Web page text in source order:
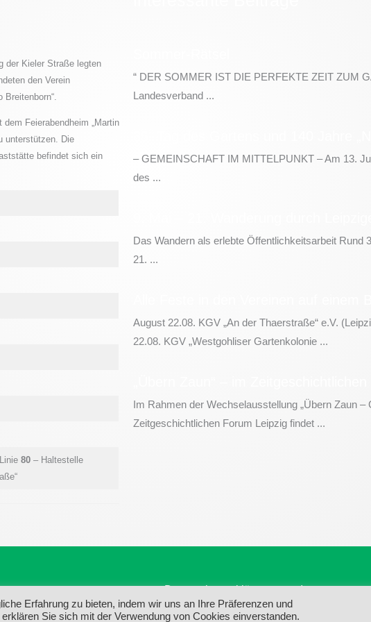
der Kieler Straße legten
den Verein
Feierabendheim „Martin
unterstützen. Die
befindet sich ein
80– Haltestelle
“ DER SOMMER IST DIE PERFEKTE ZEIT ZUM
Landesverband ...
– GEMEINSCHAFT IM MITTELPUNKT – Am 13.
des ...
Das Wandern als erlebte Öffentlichkeitsarbeit Rund
21. ...
August 22.08. KGV „An der Thaerstraße“ e.V.
22.08. KGV „Westgohliser Gartenkolonie ...
Im Rahmen der Wechselausstellung „Übern Zaun –
Zeitgeschichtlichen Forum Leipzig findet ...
Datenschutzerklärung Impressum
Erfahrung zu bieten, indem wir uns an Ihre Präferenzen und
Sie sich mit der Verwendung von Cookies einverstanden.